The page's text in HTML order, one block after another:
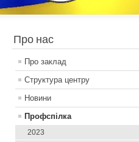
Про нас
Про заклад
Структура центру
Новини
Профспілка
2023